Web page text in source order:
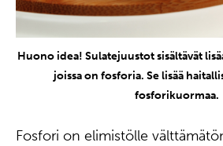
Huono idea! Sulatejuustot sisältävät
joissa on fosforia. Se lisää
fosforikuormaa.
Fosfori on elimistölle